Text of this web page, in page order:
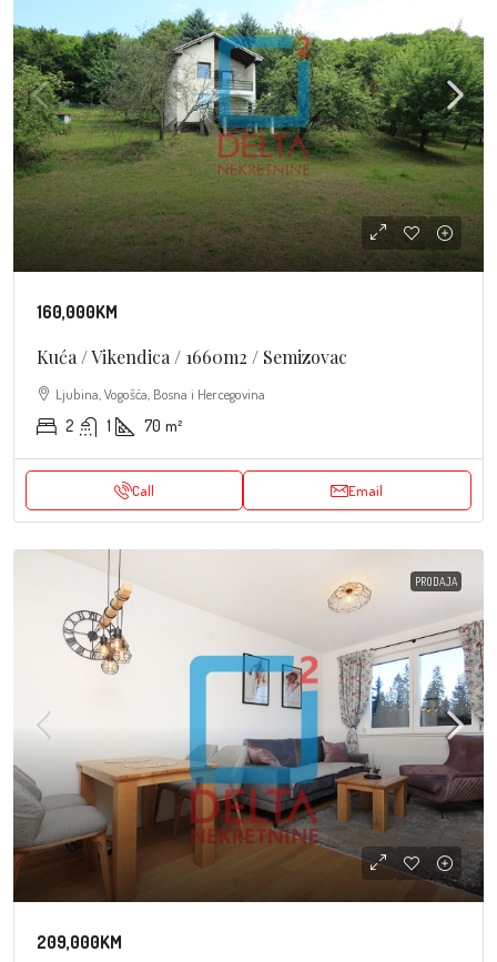
160,000KM
Kuća / Vikendica / 1660m2 / Semizovac
Ljubina, Vogošća, Bosna i Hercegovina
2 1 70 m²
Call Email
PRODAJA
209,000KM